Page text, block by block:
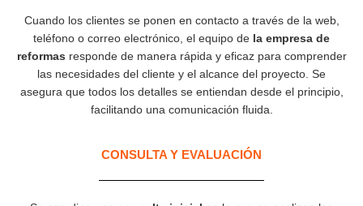
Cuando los clientes se ponen en contacto a través de la web,
teléfono o correo electrónico, el equipo de la empresa de
reformas responde de manera rápida y eficaz para comprender
las necesidades del cliente y el alcance del proyecto. Se
asegura que todos los detalles se entiendan desde el principio,
facilitando una comunicación fluida.
CONSULTA Y EVALUACIÓN